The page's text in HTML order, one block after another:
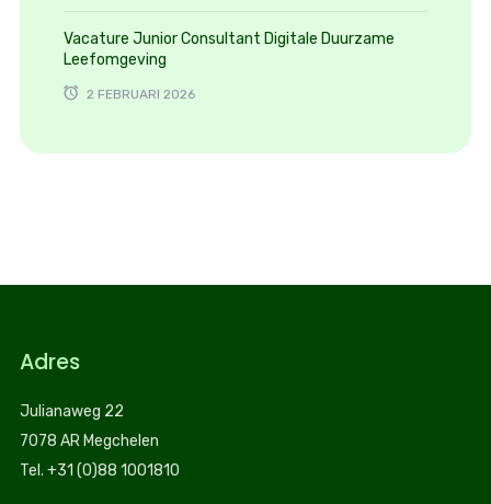
Vacature Junior Consultant Digitale Duurzame
Leefomgeving
2 FEBRUARI 2026
Adres
Julianaweg 22
7078 AR Megchelen
Tel. +31 (0)88 1001810